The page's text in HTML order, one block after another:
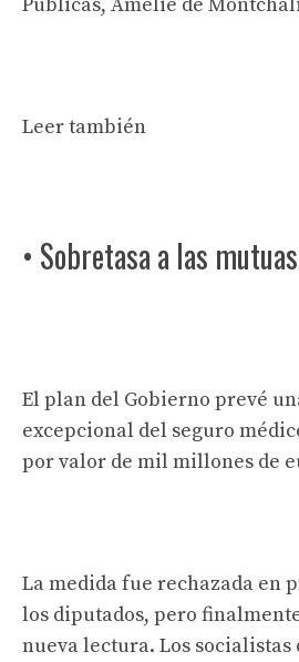
Leer también
• Sobretasa a las
El plan del Gobierno prevé
excepcional del seguro
por valor de mil millones de
La medida fue rechazada en
los diputados, pero
nueva lectura. Los